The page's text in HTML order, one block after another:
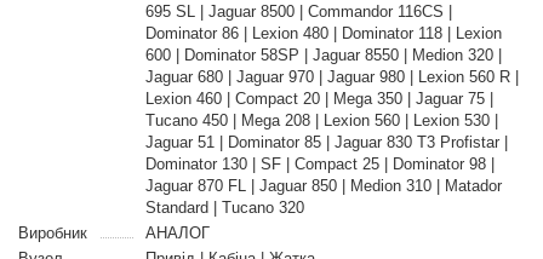
695 SL | Jaguar 8500 | Commandor 116CS |
Dominator 86 | Lexion 480 | Dominator 118 | Lexion
600 | Dominator 58SP | Jaguar 8550 | Medion 320 |
Jaguar 680 | Jaguar 970 | Jaguar 980 | Lexion 560 R |
Lexion 460 | Compact 20 | Mega 350 | Jaguar 75 |
Tucano 450 | Mega 208 | Lexion 560 | Lexion 530 |
Jaguar 51 | Dominator 85 | Jaguar 830 T3 Profistar |
Dominator 130 | SF | Compact 25 | Dominator 98 |
Jaguar 870 FL | Jaguar 850 | Medion 310 | Matador
Standard | Tucano 320
Виробник
АНАЛОГ